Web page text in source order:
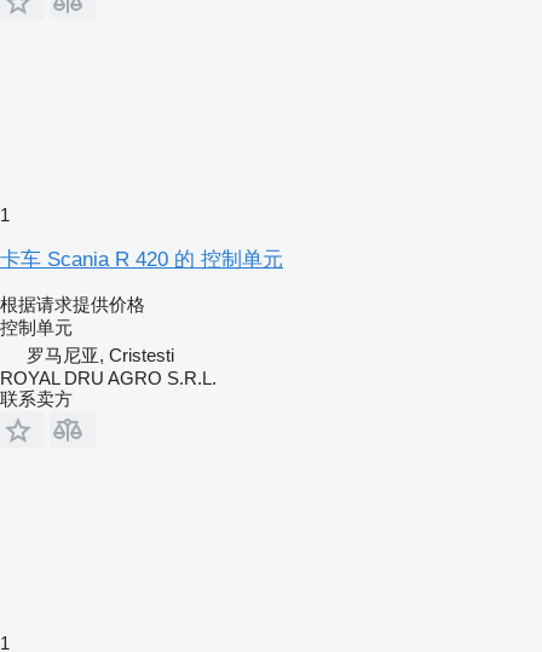
1
卡车 Scania R 420 的 控制单元
根据请求提供价格
控制单元
罗马尼亚, Cristesti
ROYAL DRU AGRO S.R.L.
联系卖方
1